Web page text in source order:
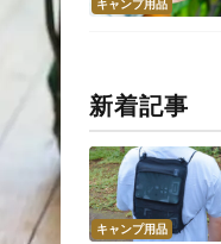
キャンプ用品
新着記事
キャンプ用品